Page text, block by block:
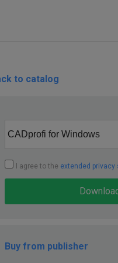
to catalog
I agree to the extended privacy
Buy from publisher